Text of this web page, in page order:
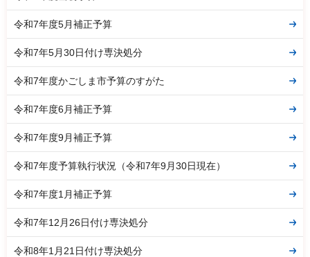
令和7年度5月補正予算
令和7年5月30日付け専決処分
令和7年度かごしま市予算のすがた
令和7年度6月補正予算
令和7年度9月補正予算
令和7年度予算執行状況（令和7年9月30日現在）
令和7年度1月補正予算
令和7年12月26日付け専決処分
令和8年1月21日付け専決処分